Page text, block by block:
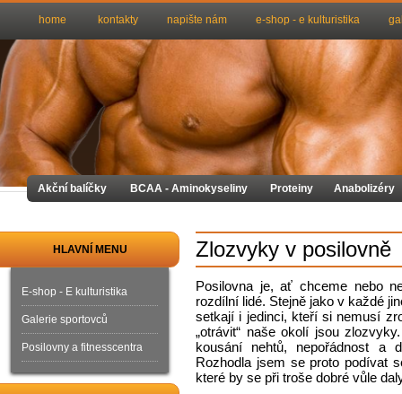
Zlozvyky v posilovně
Posilovna je, ať chceme nebo
rozdílní lidé. Stejně jako v každé
setkají i jedinci, kteří si nemusí
„otrávit“ naše okolí jsou
kousání nehtů, nepořádnost a
Rozhodla jsem se proto podívat
které by se při troše dobré vůle
HLAVNÍ MENU
E-shop - E kulturistika
Galerie sportovců
Posilovny a fitnesscentra
home kontakty napište nám e-shop - e kulturistika
Akční balíčky BCAA - Aminokyseliny Proteiny Anabolizéry